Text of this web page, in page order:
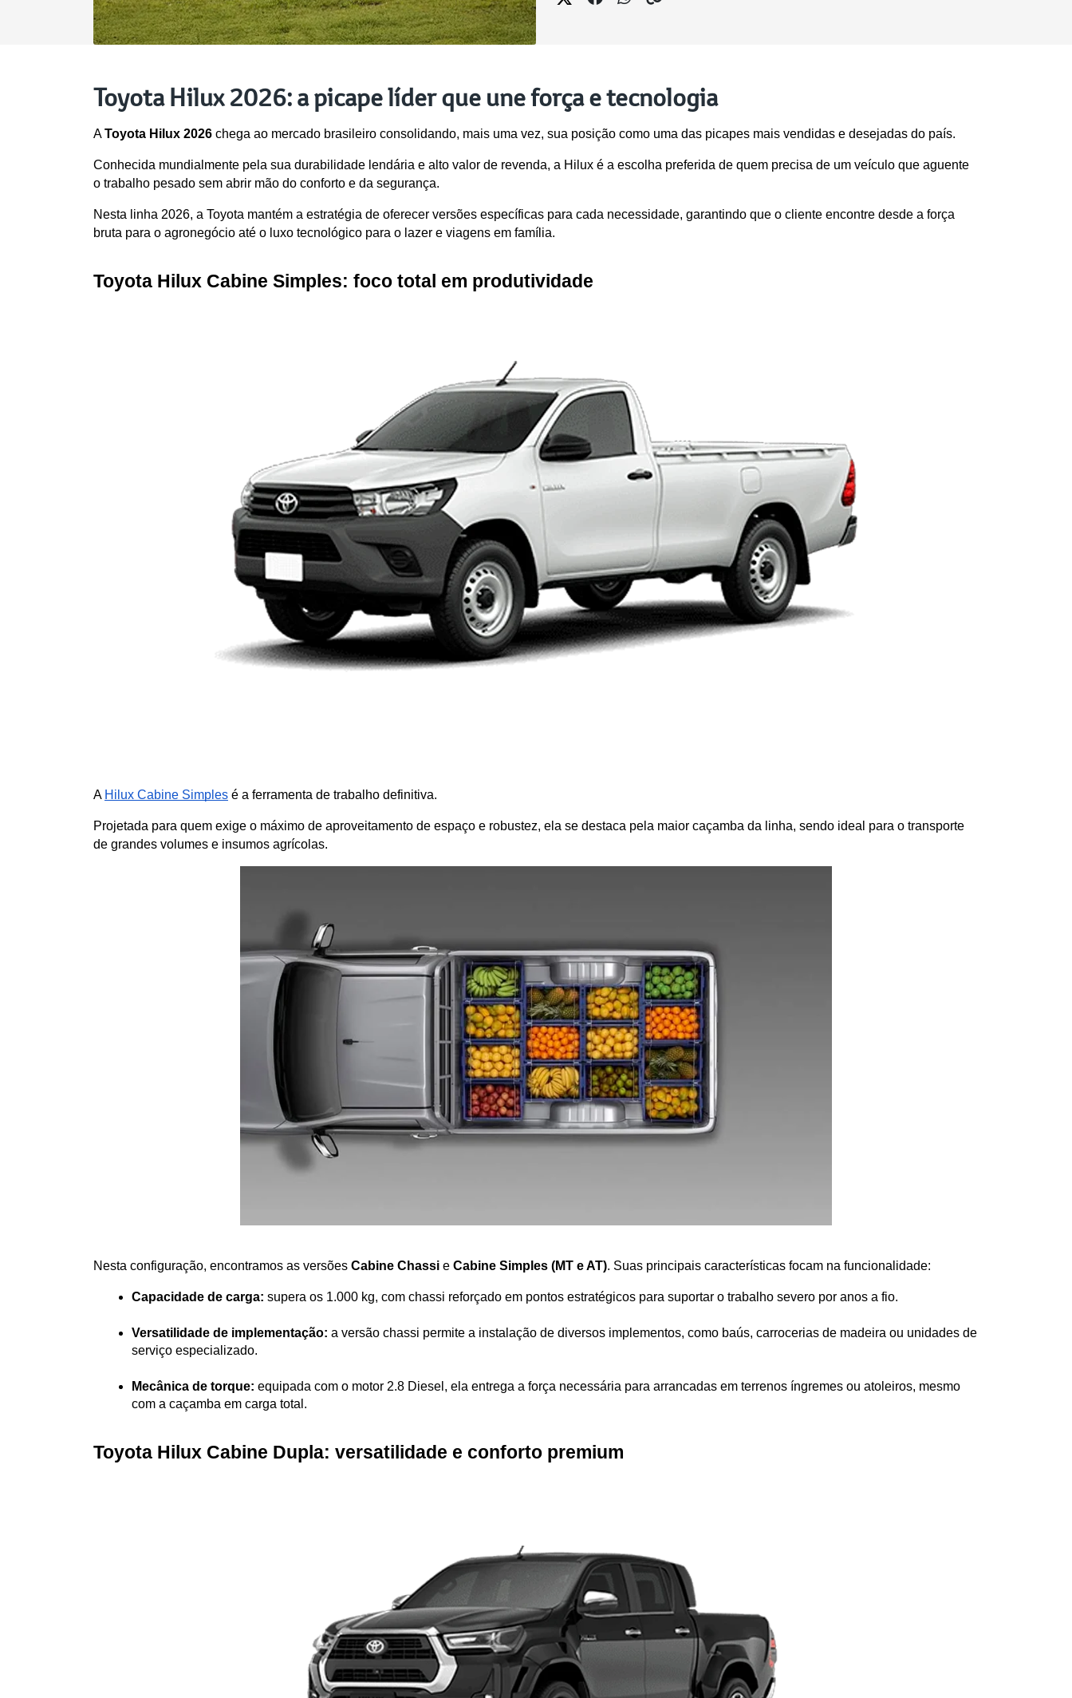
Toyota Hilux 2026: a picape líder que une força e tecnologia
A Toyota Hilux 2026 chega ao mercado brasileiro consolidando, mais uma vez, sua posição como uma das picapes mais vendidas e desejadas do país.
Conhecida mundialmente pela sua durabilidade lendária e alto valor de revenda, a Hilux é a escolha preferida de quem precisa de um veículo que aguente
o trabalho pesado sem abrir mão do conforto e da segurança.
Nesta linha 2026, a Toyota mantém a estratégia de oferecer versões específicas para cada necessidade, garantindo que o cliente encontre desde a força
bruta para o agronegócio até o luxo tecnológico para o lazer e viagens em família.
Toyota Hilux Cabine Simples: foco total em produtividade
A Hilux Cabine Simples é a ferramenta de trabalho definitiva.
Projetada para quem exige o máximo de aproveitamento de espaço e robustez, ela se destaca pela maior caçamba da linha, sendo ideal para o transporte
de grandes volumes e insumos agrícolas.
Nesta configuração, encontramos as versões Cabine Chassi e Cabine Simples (MT e AT). Suas principais características focam na funcionalidade:
Capacidade de carga: supera os 1.000 kg, com chassi reforçado em pontos estratégicos para suportar o trabalho severo por anos a fio.
Versatilidade de implementação: a versão chassi permite a instalação de diversos implementos, como baús, carrocerias de madeira ou unidades de
serviço especializado.
Mecânica de torque: equipada com o motor 2.8 Diesel, ela entrega a força necessária para arrancadas em terrenos íngremes ou atoleiros, mesmo
com a caçamba em carga total.
Toyota Hilux Cabine Dupla: versatilidade e conforto premium